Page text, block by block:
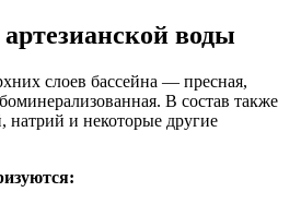
воды
слоев бассейна — пресная,
В состав также
натрий и некоторые другие